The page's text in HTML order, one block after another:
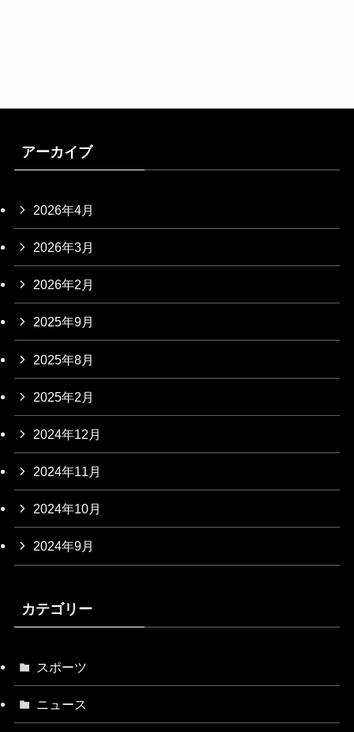
アーカイブ
2026年4月
2026年3月
2026年2月
2025年9月
2025年8月
2025年2月
2024年12月
2024年11月
2024年10月
2024年9月
カテゴリー
スポーツ
ニュース